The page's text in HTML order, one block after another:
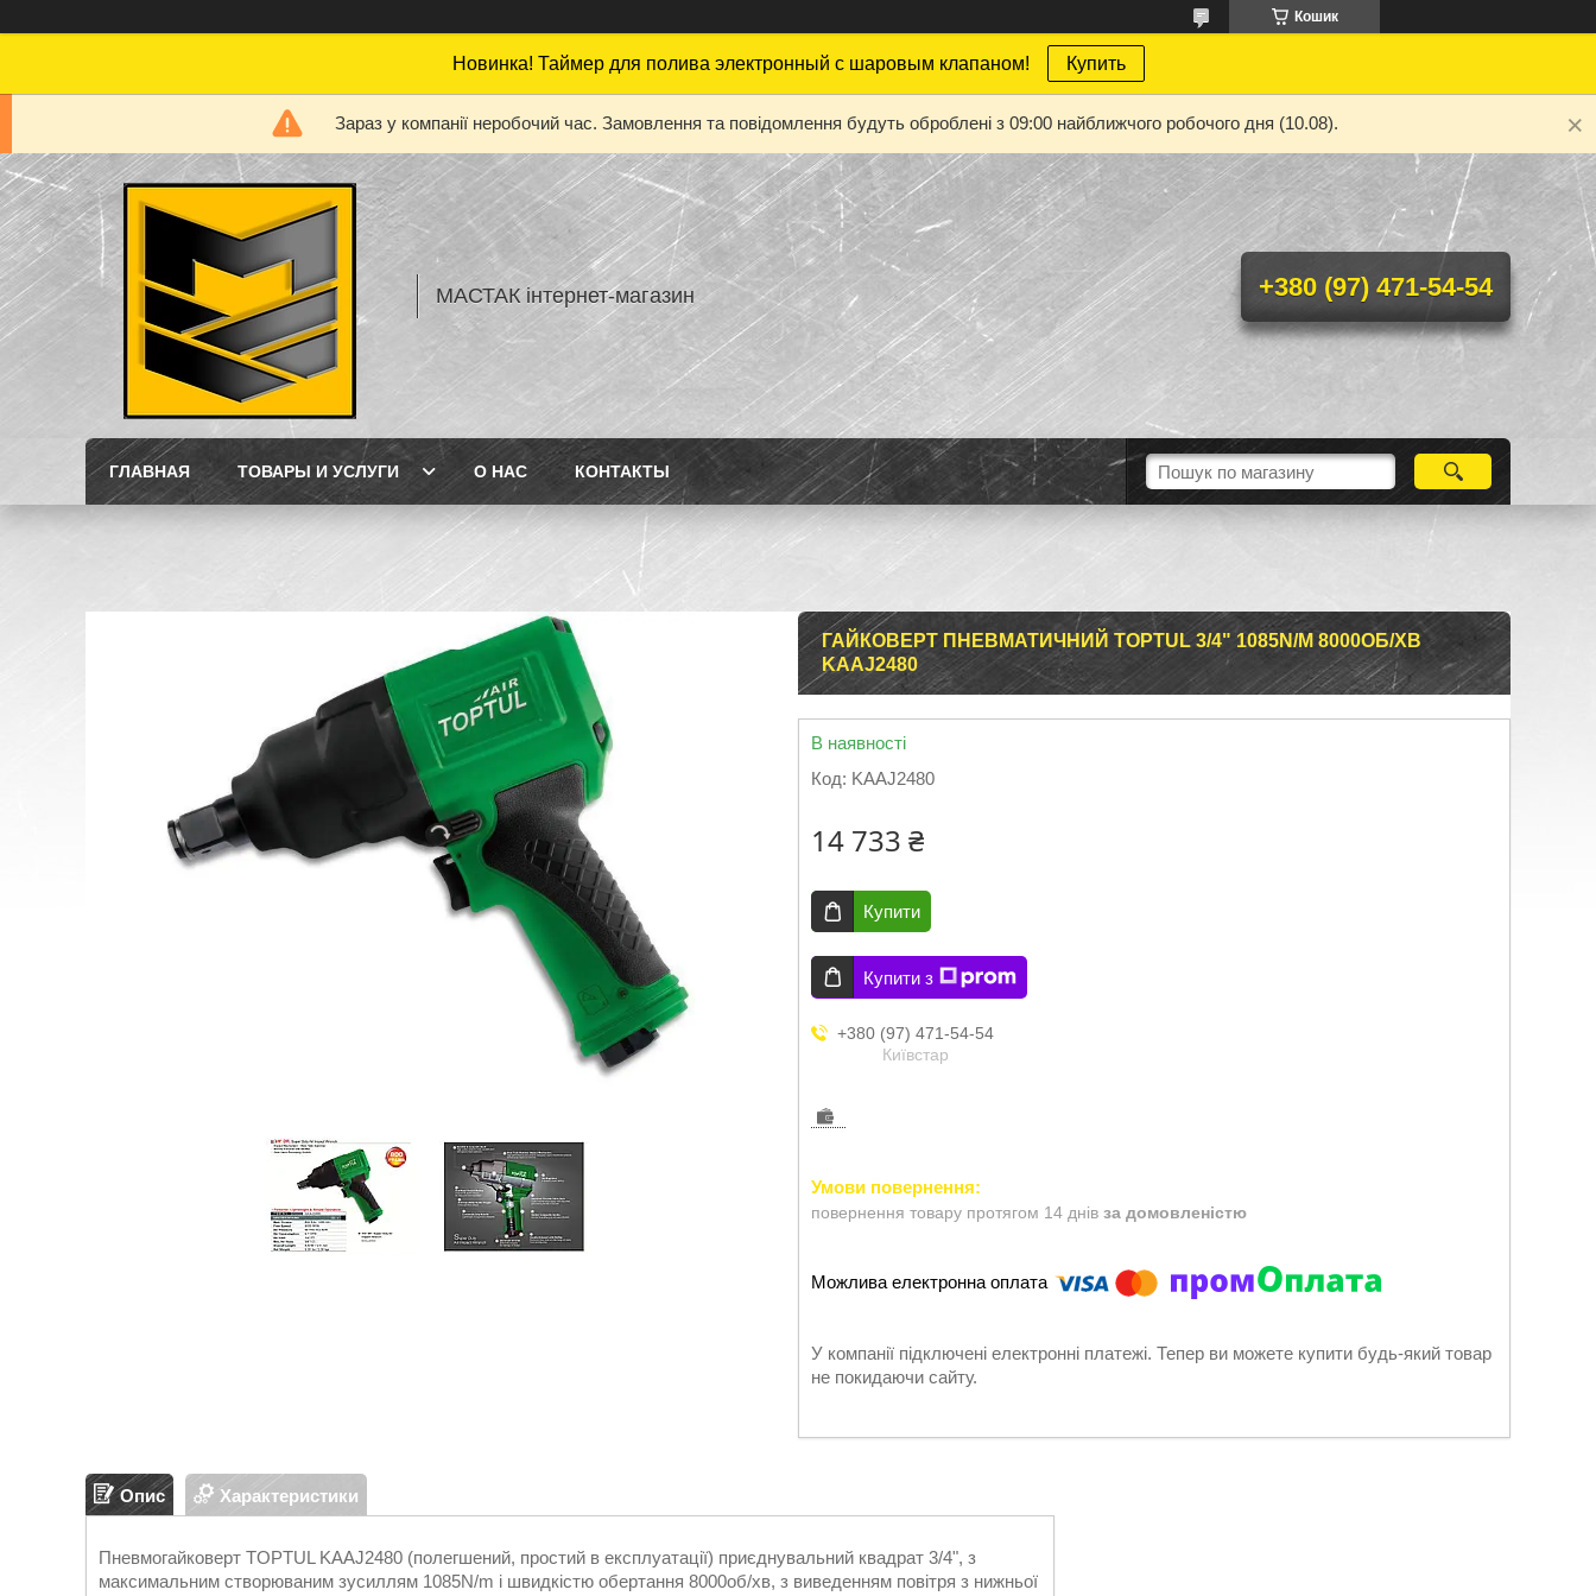
Кошик
Новинка! Таймер для полива электронный с шаровым клапаном! Купить
Зараз у компанії неробочий час. Замовлення та повідомлення будуть оброблені з 09:00 найближчого робочого дня (10.08).
МАСТАК інтернет-магазин +380 (97) 471-54-54
ГЛАВНАЯ ТОВАРЫ И УСЛУГИ О НАС КОНТАКТЫ
ГАЙКОВЕРТ ПНЕВМАТИЧНИЙ TOPTUL 3/4" 1085N/M 8000ОБ/ХВ
KAAJ2480
В наявності
Код: KAAJ2480
14 733 ₴
Купити
Купити з
+380 (97) 471-54-54
Київстар
повернення товару протягом 14 днів за домовленістю
У компанії підключені електронні платежі. Тепер ви можете купити будь-який товар
не покидаючи сайту.
Опис Характеристики
Пневмогайковерт TOPTUL KAAJ2480 (полегшений, простий в експлуатації) приєднувальний квадрат 3/4", з
максимальним створюваним зусиллям 1085N/m і швидкістю обертання 8000об/хв, з виведенням повітря з нижньої